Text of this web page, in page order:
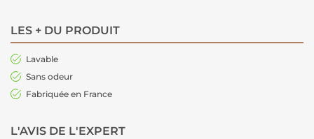
LES + DU PRODUIT
Lavable
Sans odeur
Fabriquée en France
L'AVIS DE L'EXPERT